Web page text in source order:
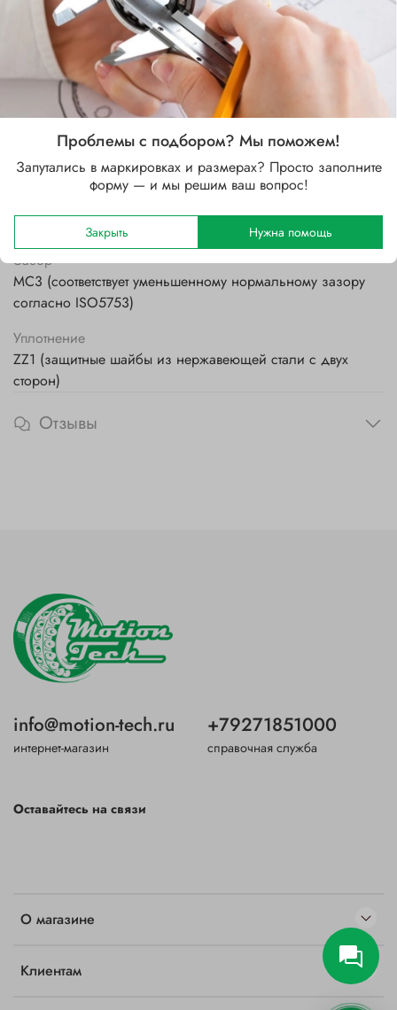
Внутренний диаметр d, мм
Наружный диаметр D, мм
Ширина B, мм
5
Зазор
MC3 (соответствует уменьшенному нормальному зазору
согласно ISO5753)
Уплотнение
ZZ1 (защитные шайбы из нержавеющей стали с двух
сторон)
Отзывы
О магазине
Клиентам
info@motion-tech.ru
интернет-магазин
+79271851000
справочная служба
Оставайтесь на связи
Проблемы с подбором? Мы поможем!
Запутались в маркировках и размерах? Просто заполните
форму — и мы решим ваш вопрос!
Закрыть Нужна помощь